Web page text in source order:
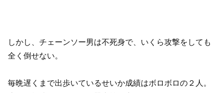
しかし、チェーンソー男は不死身で、いくら攻撃をしても
全く倒せない。
毎晩遅くまで出歩いているせいか成績はボロボロの２人。